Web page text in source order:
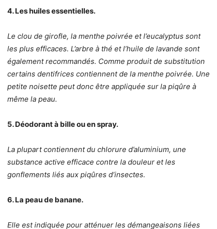
4. Les huiles essentielles.
Le clou de girofle, la menthe poivrée et l’eucalyptus sont
les plus efficaces. L’arbre à thé et l’huile de lavande sont
également recommandés. Comme produit de substitution
certains dentifrices contiennent de la menthe poivrée. Une
petite noisette peut donc être appliquée sur la piqûre à
même la peau.
5. Déodorant à bille ou en spray.
La plupart contiennent du chlorure d’aluminium, une
substance active efficace contre la douleur et les
gonflements liés aux piqûres d’insectes.
6. La peau de banane.
Elle est indiquée pour atténuer les démangeaisons liées